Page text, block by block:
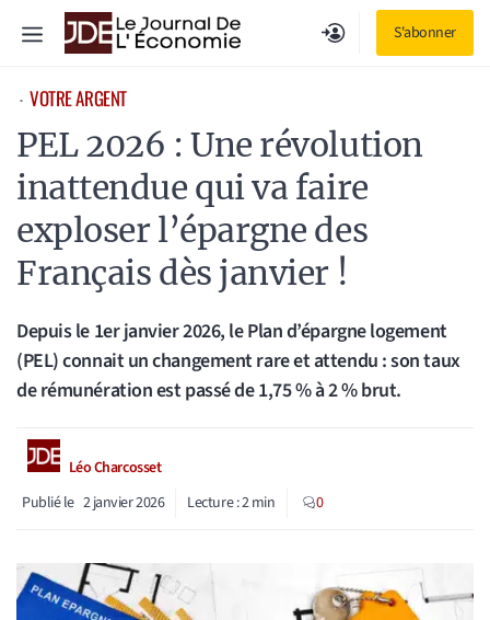
S'abonner
Menu
⋅ VOTRE ARGENT
PEL 2026 : Une révolution
inattendue qui va faire
exploser l’épargne des
Français dès janvier !
Depuis le 1er janvier 2026, le Plan d’épargne logement
(PEL) connait un changement rare et attendu : son taux
de rémunération est passé de 1,75 % à 2 % brut.
Léo Charcosset
Publié le 2 janvier 2026 Lecture :2min 0